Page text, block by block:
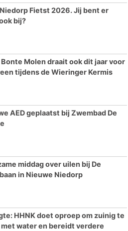
Fietst 2026. Jij bent er
bij?
Bonte Molen draait ook dit jaar voor
tijdens de Wieringer Kermis
AED geplaatst bij Zwembad De
middag over uilen bij De
in Nieuwe Niedorp
HHNK doet oproep om zuinig te
water en bereidt verdere